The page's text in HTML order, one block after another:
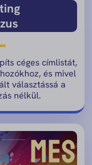
céges címlistát,
és mivel
választássá a
nélkül.